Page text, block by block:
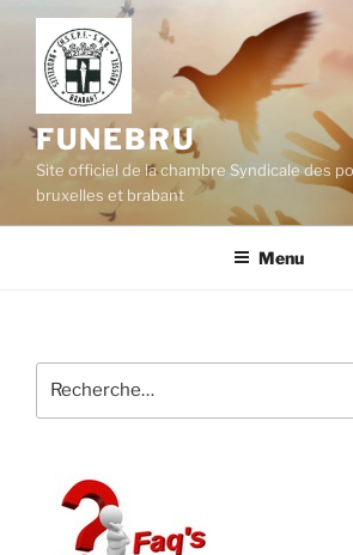
Aller
contenu
principal
FUNEBRU
Site officiel de la chambre Syndicale des
bruxelles et brabant
Menu
pour